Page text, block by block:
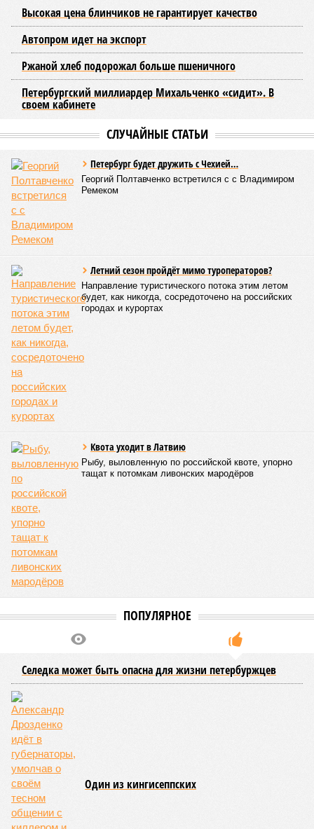
Высокая цена блинчиков не гарантирует качество
Автопром идет на экспорт
Ржаной хлеб подорожал больше пшеничного
Петербургский миллиардер Михальченко «сидит». В
своем кабинете
СЛУЧАЙНЫЕ СТАТЬИ
Петербург будет дружить с Чехией…
Георгий Полтавченко встретился с с Владимиром
Ремеком
Летний сезон пройдёт мимо туроператоров?
Направление туристического потока этим летом
будет, как никогда, сосредоточено на российских
городах и курортах
Квота уходит в Латвию
Рыбу, выловленную по российской квоте, упорно
тащат к потомкам ливонских мародёров
ПОПУЛЯРНОЕ
Селедка может быть опасна для жизни петербуржцев
Один из кингисеппских